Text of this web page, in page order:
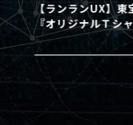
【ランランUX】東
『オリジナルＴシャ